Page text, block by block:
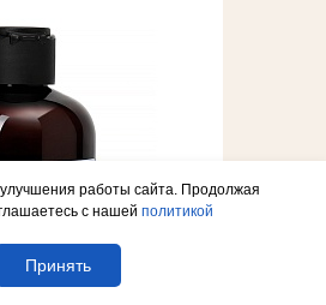
работы сайта. Продолжая
с нашей политикой
Принять